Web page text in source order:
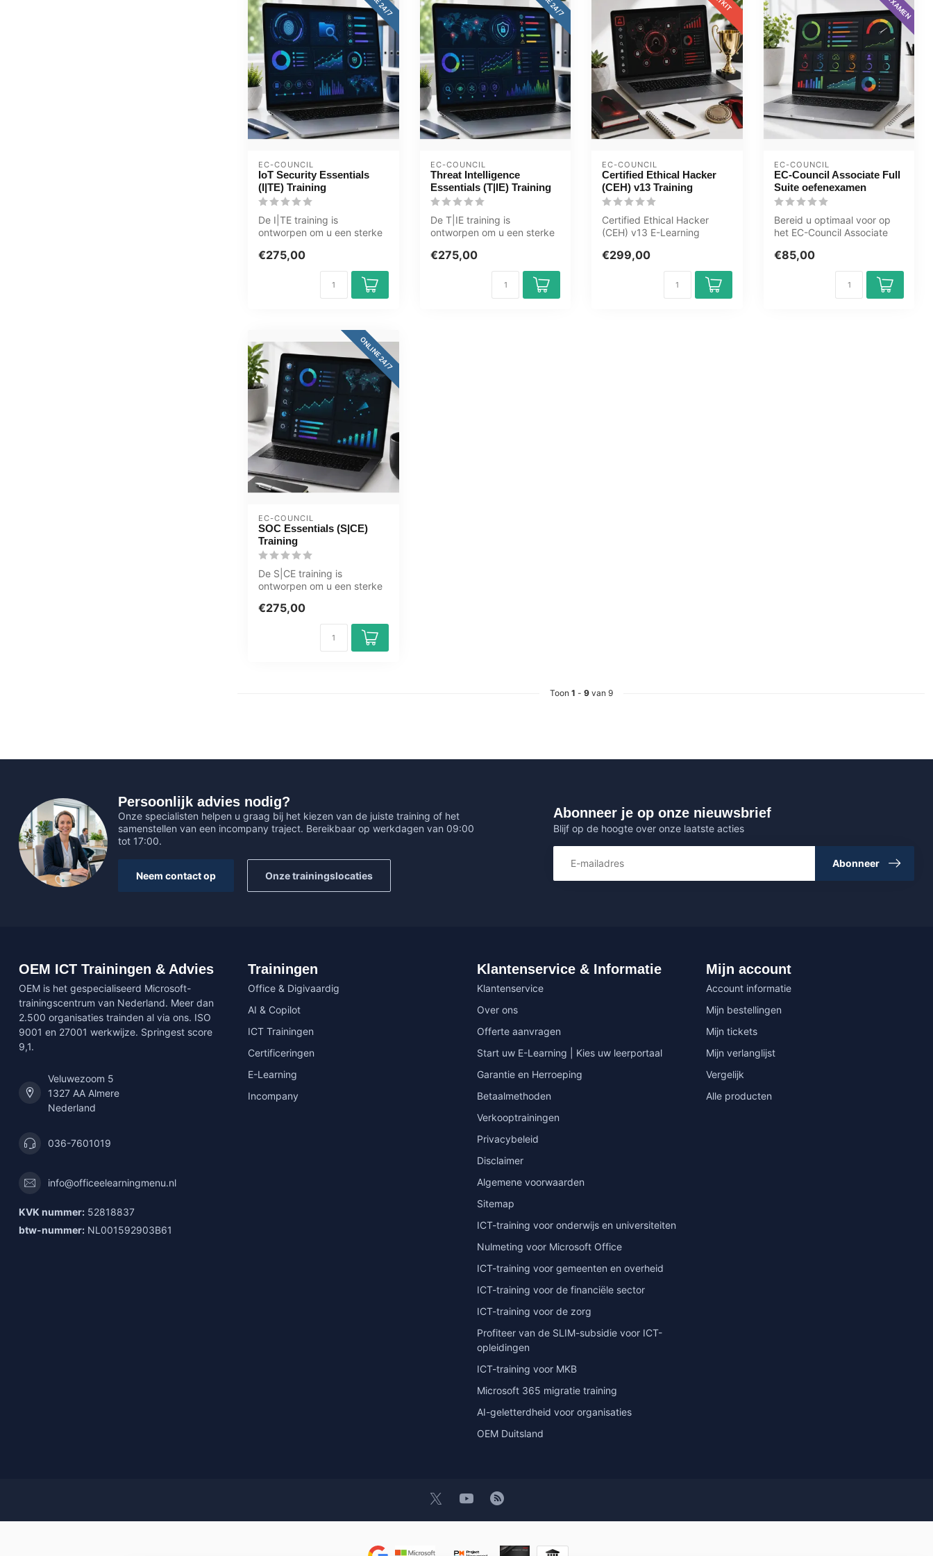
EC-COUNCIL
IoT Security Essentials
(I|TE) Training
De I|TE training is
ontworpen om u een sterke
technieken en...
€275,00
EC-COUNCIL
Threat Intelligence
Essentials (T|IE) Training
De T|IE training is
ontworpen om u een sterke
technieken en...
€275,00
EC-COUNCIL
Certified Ethical Hacker
(CEH) v13 Training
Certified Ethical Hacker
(CEH) v13 E-Learning
docenten ...
€299,00
EC-COUNCIL
EC-Council Associate Full
Suite oefenexamen
Bereid u optimaal voor op
het EC-Council Associate
GMe...
€85,00
ONLINE 24/7
EC-COUNCIL
SOC Essentials (S|CE)
Training
De S|CE training is
ontworpen om u een sterke
technieken en...
€275,00
Toon 1 - 9van 9
Persoonlijk advies nodig?
Onze specialisten helpen u graag bij het kiezen van de juiste training of het
samenstellen van een incompany traject. Bereikbaar op werkdagen van 09:00
tot 17:00.
Neem contact op Onze trainingslocaties
Abonneer je op onze nieuwsbrief
Blijf op de hoogte over onze laatste acties
Abonneer
OEM ICT Trainingen & Advies
OEM is het gespecialiseerd Microsoft-
trainingscentrum van Nederland. Meer dan
2.500 organisaties trainden al via ons. ISO
9001 en 27001 werkwijze. Springest score
9,1.
Veluwezoom 5
1327 AA Almere
Nederland
036-7601019
info@officeelearningmenu.nl
KVK nummer: 52818837
btw-nummer: NL001592903B61
Trainingen
Office & Digivaardig
AI & Copilot
ICT Trainingen
Certificeringen
E-Learning
Incompany
Klantenservice & Informatie
Klantenservice
Over ons
Offerte aanvragen
Start uw E-Learning | Kies uw leerportaal
Garantie en Herroeping
Betaalmethoden
Verkooptrainingen
Privacybeleid
Disclaimer
Algemene voorwaarden
Sitemap
ICT-training voor onderwijs en universiteiten
Nulmeting voor Microsoft Office
ICT-training voor gemeenten en overheid
ICT-training voor de financiële sector
ICT-training voor de zorg
Profiteer van de SLIM-subsidie voor ICT-
opleidingen
ICT-training voor MKB
Microsoft 365 migratie training
AI-geletterdheid voor organisaties
OEM Duitsland
Mijn account
Account informatie
Mijn bestellingen
Mijn tickets
Mijn verlanglijst
Vergelijk
Alle producten